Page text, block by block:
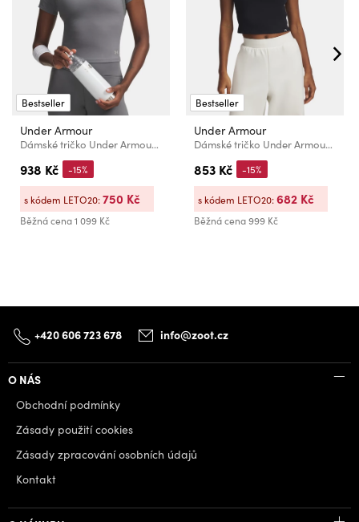
Bestseller
Under Armour
Dámské tričko Under Armour Motion Mesh SS
938 Kč
Běžná cena1 099 Kč
-15%
s kódem LETO20:750 Kč
Bestseller
Under Armour
Dámské tričko Under Armour UA Rival Rib Baby Tee
853 Kč
Běžná cena999 Kč
-15%
s kódem LETO20:682 Kč
+420 606 723 678 info@zoot.cz
O NÁS
Obchodní podmínky
Zásady použití cookies
Zásady zpracování osobních údajů
Kontakt